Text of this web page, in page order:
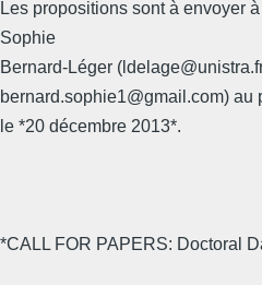
Les propositions sont à envoyer
Sophie
Bernard-Léger
bernard.sophie1@gmail.com) au
le *20 décembre 2013*.
*CALL FOR PAPERS: Doctoral